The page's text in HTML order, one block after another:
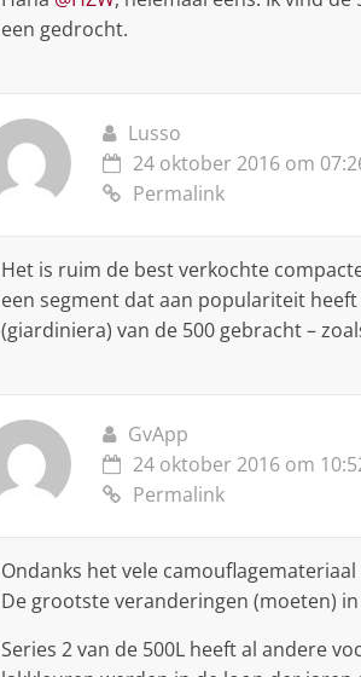
een gedrocht.
Lusso
24 oktober 2016 om
Permalink
Het is ruim de best verkochte
een segment dat aan populariteit
(giardiniera) van de 500 gebracht –
GvApp
24 oktober 2016 om
Permalink
Ondanks het vele
De grootste veranderingen (moeten)
Series 2 van de 500L heeft al andere